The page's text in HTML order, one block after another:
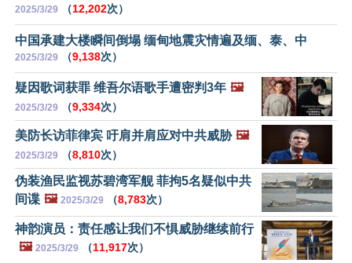
2025/3/29 （12,202次）
中国承建大楼瞬间倒塌 缅甸地震灾情遍及缅、泰、中
2025/3/29 （9,138次）
疑因歌词获罪 维吾尔语歌手遭密判3年 🖼️
2025/3/29 （9,334次）
美防长访菲律宾 吁肩并肩应对中共威胁 🖼️
2025/3/29 （8,810次）
伪装渔民监视苏碧湾军舰 菲拘5名疑似中共
间谍 🖼️ 2025/3/29 （8,783次）
神韵演员：责任感让我们不惧威胁继续前行
🖼️ 2025/3/29 （11,917次）